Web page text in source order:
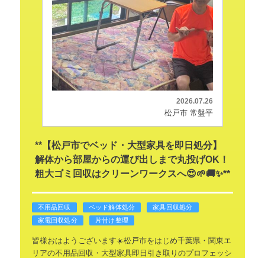
2026.07.26
松戸市 常盤平
**【松戸市でベッド・大型家具を即日処分】
解体から部屋からの運び出しまで丸投げOK！
粗大ゴミ回収はクリーンワークスへ😍🌱🚚✨**
不用品回収 ベッド解体処分
家具回収処分
家電回収処分
片付け整理
皆様おはようございます☀️松戸市をはじめ千葉県・関東エ
リアの不用品回収・大型家具即日引き取りのプロフェッシ